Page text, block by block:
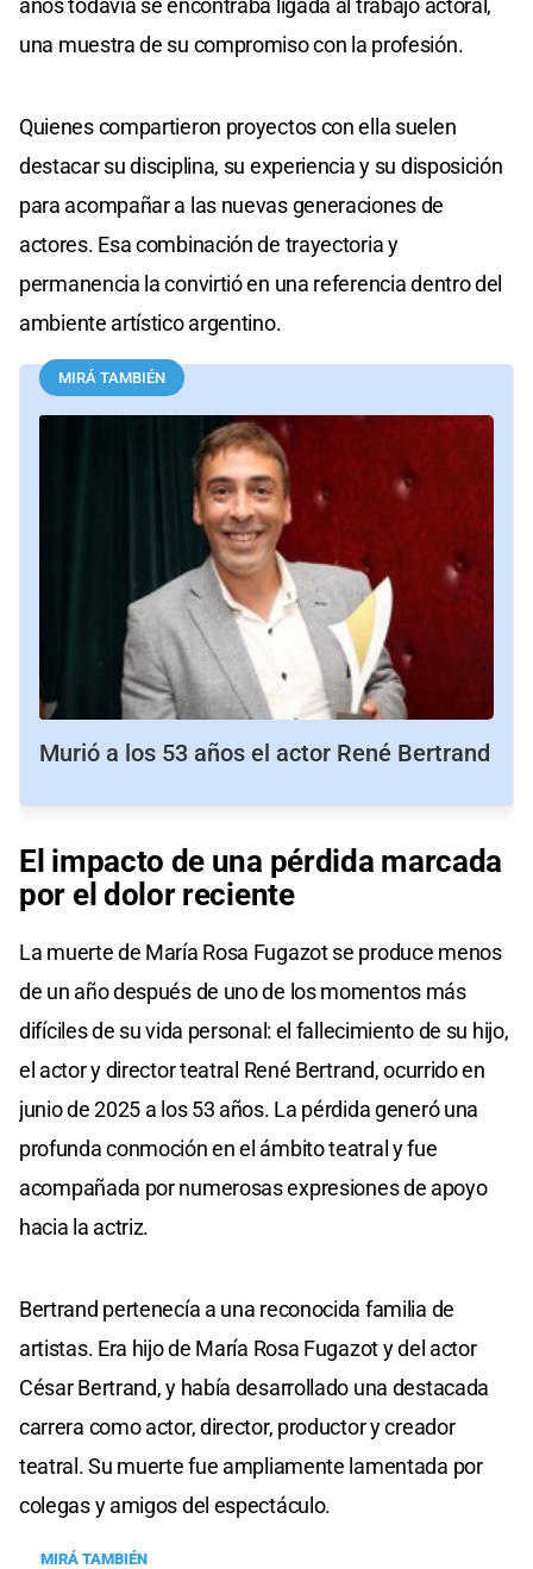
años todavía se encontraba ligada al trabajo actoral,
una muestra de su compromiso con la profesión.
Quienes compartieron proyectos con ella suelen
destacar su disciplina, su experiencia y su disposición
para acompañar a las nuevas generaciones de
actores. Esa combinación de trayectoria y
permanencia la convirtió en una referencia dentro del
ambiente artístico argentino.
MIRÁ TAMBIÉN
Murió a los 53 años el actor René Bertrand
El impacto de una pérdida marcada
por el dolor reciente
La muerte de María Rosa Fugazot se produce menos
de un año después de uno de los momentos más
difíciles de su vida personal: el fallecimiento de su hijo,
el actor y director teatral René Bertrand, ocurrido en
junio de 2025 a los 53 años. La pérdida generó una
profunda conmoción en el ámbito teatral y fue
acompañada por numerosas expresiones de apoyo
hacia la actriz.
Bertrand pertenecía a una reconocida familia de
artistas. Era hijo de María Rosa Fugazot y del actor
César Bertrand, y había desarrollado una destacada
carrera como actor, director, productor y creador
teatral. Su muerte fue ampliamente lamentada por
colegas y amigos del espectáculo.
MIRÁ TAMBIÉN